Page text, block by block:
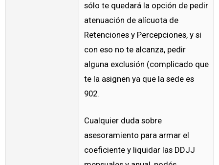
sólo te quedará la opción de pedir
atenuación de alícuota de
Retenciones y Percepciones, y si
con eso no te alcanza, pedir
alguna exclusión (complicado que
te la asignen ya que la sede es
902.
Cualquier duda sobre
asesoramiento para armar el
coeficiente y liquidar las DDJJ